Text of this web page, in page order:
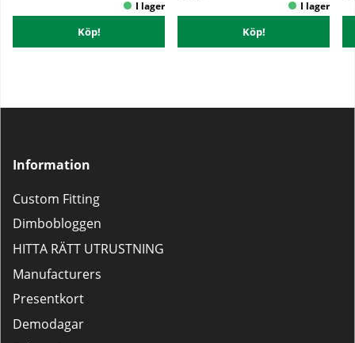
Köp! Köp!
Information
Custom Fitting
Dimbobloggen
HITTA RÄTT UTRUSTNING
Manufacturers
Presentkort
Demodagar